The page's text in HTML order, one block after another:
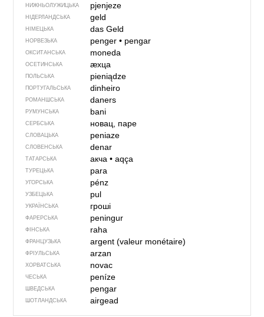
НИЖНЬОЛУЖИЦЬКА pjenjeze
НІДЕРЛАНДСЬКА geld
НІМЕЦЬКА das Geld
НОРВЕЗЬКА penger• pengar
ОКСИТАНСЬКА moneda
ОСЕТИНСЬКА ӕхца
ПОЛЬСЬКА pieniądze
ПОРТУГАЛЬСЬКА dinheiro
РОМАНШСЬКА daners
РУМУНСЬКА bani
СЕРБСЬКА новац, паре
СЛОВАЦЬКА peniaze
СЛОВЕНСЬКА denar
ТАТАРСЬКА акча• aqça
ТУРЕЦЬКА para
УГОРСЬКА pénz
УЗБЕЦЬКА pul
УКРАЇНСЬКА гроші
ФАРЕРСЬКА peningur
ФІНСЬКА raha
ФРАНЦУЗЬКА argent (valeur monétaire)
ФРІУЛЬСЬКА arzan
ХОРВАТСЬКА novac
ЧЕСЬКА peníze
ШВЕДСЬКА pengar
ШОТЛАНДСЬКА airgead